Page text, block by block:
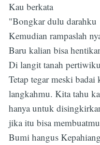
Kau berkata
"Bongkar dulu darahku
Kemudian rampaslah
Baru kalian bisa
Di langit tanah pertiwiku
Tetap tegar meski
langkahmu. Kita tahu
hanya untuk
jika itu bisa
Bumi hangus